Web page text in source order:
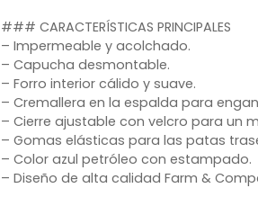
### CARACTERÍSTICAS PRINCIPALES
– Impermeable y acolchado.
– Capucha desmontable.
– Forro interior cálido y suave.
– Cremallera en la espalda para
– Cierre ajustable con velcro para un
– Gomas elásticas para las patas
– Color azul petróleo con estampado.
– Diseño de alta calidad Farm &